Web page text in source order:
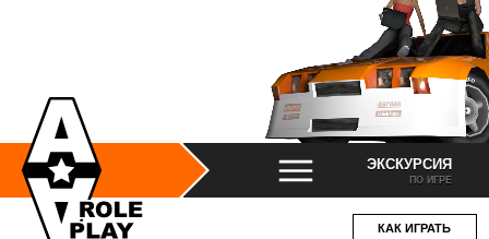
ЭКСКУРСИЯ
ПО ИГРЕ
КАК ИГРАТЬ